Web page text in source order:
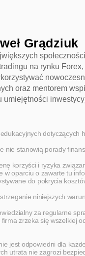
Grądziuk
na rynku
oraz mentorem
umiejętności
stanowią porady
korzyści i ryzyka
w oparciu o zawarte tu
do pokrycia
niniejszych
za regularne
zrzeka się wszelkiej
jest odpowiedni dla
utrata nie zagrozi